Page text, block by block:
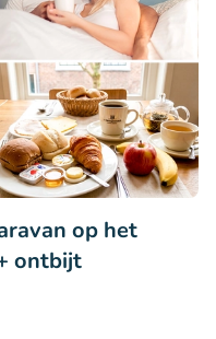
op het
ontbijt